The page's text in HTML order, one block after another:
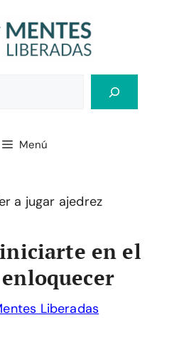
Menú
en el
Liberadas